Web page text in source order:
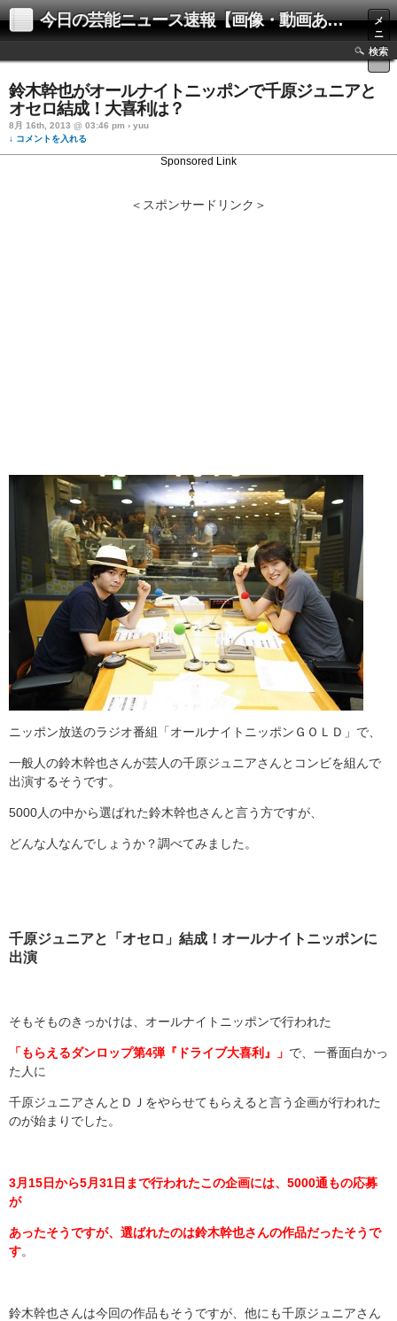
今日の芸能ニュース速報【画像・動画あり】
メ
ニ
ュ
ー
検索
鈴木幹也がオールナイトニッポンで千原ジュニアと
オセロ結成！大喜利は？
8月 16th, 2013 @ 03:46 pm › yuu
↓ コメントを入れる
Sponsored Link
＜スポンサードリンク＞
ニッポン放送のラジオ番組「オールナイトニッポンＧＯＬＤ」で、
一般人の鈴木幹也さんが芸人の千原ジュニアさんとコンビを組んで
出演するそうです。
5000人の中から選ばれた鈴木幹也さんと言う方ですが、
どんな人なんでしょうか？調べてみました。
千原ジュニアと「オセロ」結成！オールナイトニッポンに
出演
そもそものきっかけは、オールナイトニッポンで行われた
「もらえるダンロップ第4弾『ドライブ大喜利』」 で、一番面白かっ
た人に
千原ジュニアさんとＤＪをやらせてもらえると言う企画が行われた
のが始まりでした。
3月15日から5月31日まで行われたこの企画には、5000通もの応募
が
あったそうですが、選ばれたのは鈴木幹也さんの作品だったそうで
す。
鈴木幹也さんは今回の作品もそうですが、他にも千原ジュニアさん